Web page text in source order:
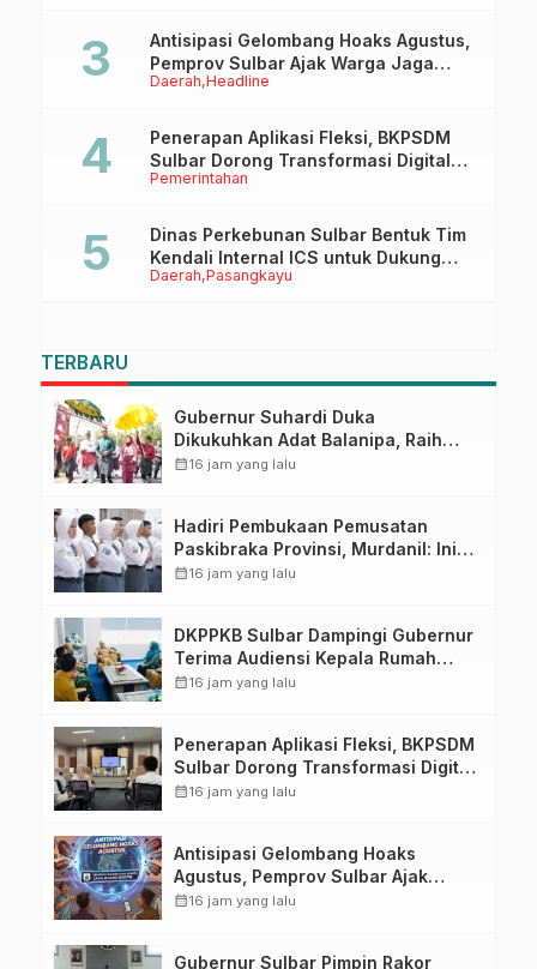
Daerah Headline
Antisipasi Gelombang Hoaks Agustus,
Pemprov Sulbar Ajak Warga Jaga
Ruang Digital
Pemerintahan
Penerapan Aplikasi Fleksi, BKPSDM
Sulbar Dorong Transformasi Digital
Sistem Kehadiran ASN
Daerah Pasangkayu
Dinas Perkebunan Sulbar Bentuk Tim
Kendali Internal ICS untuk Dukung
Sertifikasi ISPO Pekebun di
TERBARU
Gubernur Suhardi Duka
Dikukuhkan Adat Balanipa, Raih
Gelar Sulo Tappidena
calendar_month16 jam yang lalu
Hadiri Pembukaan Pemusatan
Paskibraka Provinsi, Murdanil: Ini
Membentuk Karakter Hingga
calendar_month16 jam yang lalu
DKPPKB Sulbar Dampingi Gubernur
Terima Audiensi Kepala Rumah
Sakit TK. III Punggawa Malolo
calendar_month16 jam yang lalu
Penerapan Aplikasi Fleksi, BKPSDM
Sulbar Dorong Transformasi Digital
Sistem Kehadiran ASN
calendar_month16 jam yang lalu
Antisipasi Gelombang Hoaks
Agustus, Pemprov Sulbar Ajak
Warga Jaga Ruang Digital
calendar_month16 jam yang lalu
Gubernur Sulbar Pimpin Rakor